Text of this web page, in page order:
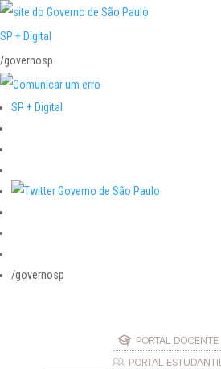
SP + Digital
/governosp
SP + Digital
/governosp
PORTAL DOCENTE
PORTAL ESTUDANTIL